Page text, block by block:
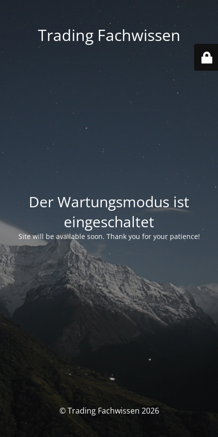
Trading Fachwissen
Der Wartungsmodus ist
eingeschaltet
Site will be available soon. Thank you for your patience!
© Trading Fachwissen 2026